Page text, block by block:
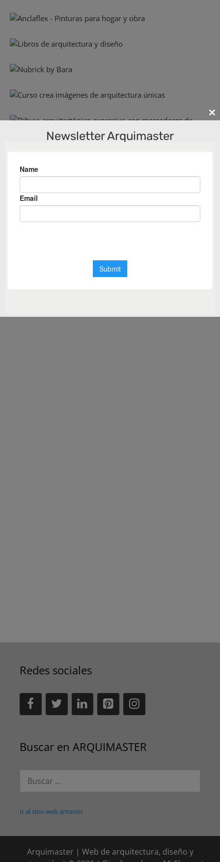
Redes sociales
Buscar en ARQUIMASTER
Ir al sitio web anterior
Arquimaster | Web de arquitectura, diseño y
Newsletter Arquimaster